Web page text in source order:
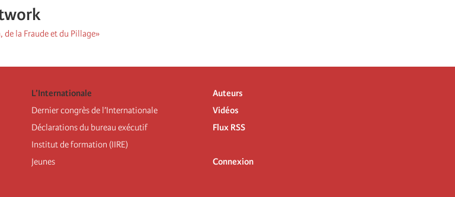
la Fraude et du Pillage»
L’Internationale
Dernier congrès de l’Internationale
Déclarations du bureau exécutif
Institut de formation (IIRE)
Jeunes
Auteurs
Vidéos
Flux RSS
Connexion